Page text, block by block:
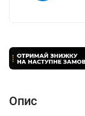
Опис